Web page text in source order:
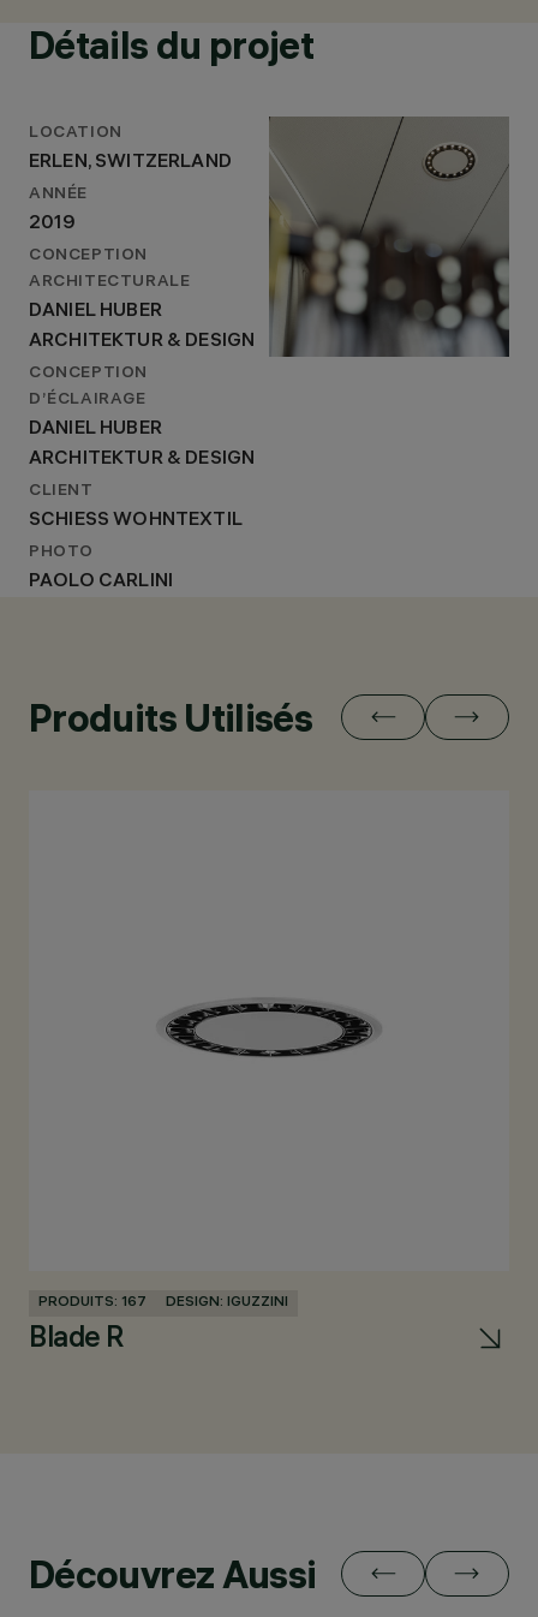
Détails du projet
LOCATION
ERLEN, SWITZERLAND
ANNÉE
2019
CONCEPTION
ARCHITECTURALE
DANIEL HUBER
ARCHITEKTUR & DESIGN
CONCEPTION
D’ÉCLAIRAGE
DANIEL HUBER
ARCHITEKTUR & DESIGN
CLIENT
SCHIESS WOHNTEXTIL
PHOTO
PAOLO CARLINI
Produits Utilisés
PRODUITS: 167 DESIGN: IGUZZINI
Blade R
Découvrez Aussi